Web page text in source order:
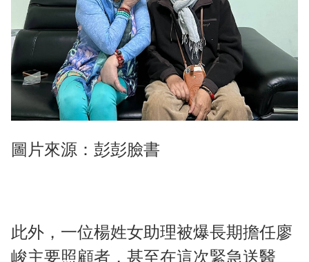
圖片來源：彭彭臉書
此外，一位楊姓女助理被爆長期擔任廖
峻主要照顧者，甚至在這次緊急送醫